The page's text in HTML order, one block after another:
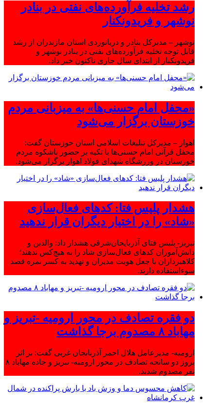
رشد تخلیه فرآورده‌های نفتی در بنادر
نوشهر و فریدونکنار
نوشهر – مدیرکل بنادر و دریانوردی استان مازندران از رشد
قابل توجه تخلیه فرآورده‌های نفتی در بنادر نوشهر و
فریدونکنار از ابتدای سال جاری تاکنون خبر داد.
«محفل امام حسنی‌ها» به میزبانی مردم
خوزستان برگزار می‌شود
اهواز – مدیرکل تبلیغات اسلامی استان خوزستان گفت:
محفل قرآنی امام حسنی‌ها با تکیه بر حضور باشکوه مردم
خوزستان در ورزشگاه شهدای فولاد اهواز برگزار می‌شود.
هشدار پلیس فتا: کدهای فعال‌سازی
«شاد» را در اختیار دیگران قرار ندهید
تبریز- پلیس فتای آذربایجان‌شرقی هشدار داد: والدین و
دانش‌آموزان کدهای فعال‌سازی شاد را به هیچ‌کس ندهند؛
کلاهبرداران با جعل هویت مدیران و تهدید به کسر نمره قصد
سوءاستفاده دارند.
دو فقره تصادف در محور ارومیه -تبریز و
مهاباد ۸ مصدوم برجا گذاشت
ارومیه- مدیرعامل هلال احمر آذربایجان غربی گفت: بر اثر
بروز دو سانحه تصادف در محور ارومیه- تبریز و جاده مهاباد ۸
نفر مصدوم شدند.